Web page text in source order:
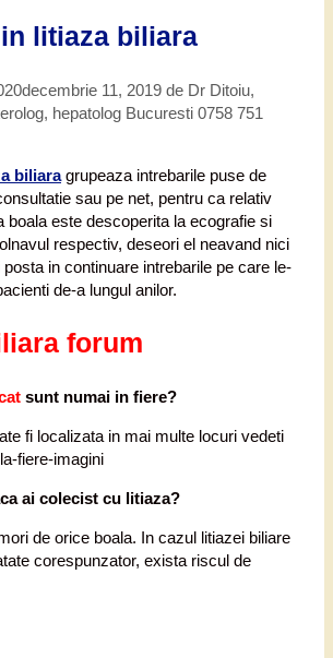
litiaza biliara
decembrie 11, 2019 de Dr Ditoiu,
hepatolog Bucuresti 0758 751
biliara grupeaza intrebarile puse de
sau pe net, pentru ca relativ
boala este descoperita la ecografie si
respectiv, deseori el neavand nici
in continuare intrebarile pe care le-
de-a lungul anilor.
forum
sunt numai in fiere?
fi localizata in mai multe locuri vedeti
ai colecist cu litiaza?
de orice boala. In cazul litiazei biliare
corespunzator, exista riscul de